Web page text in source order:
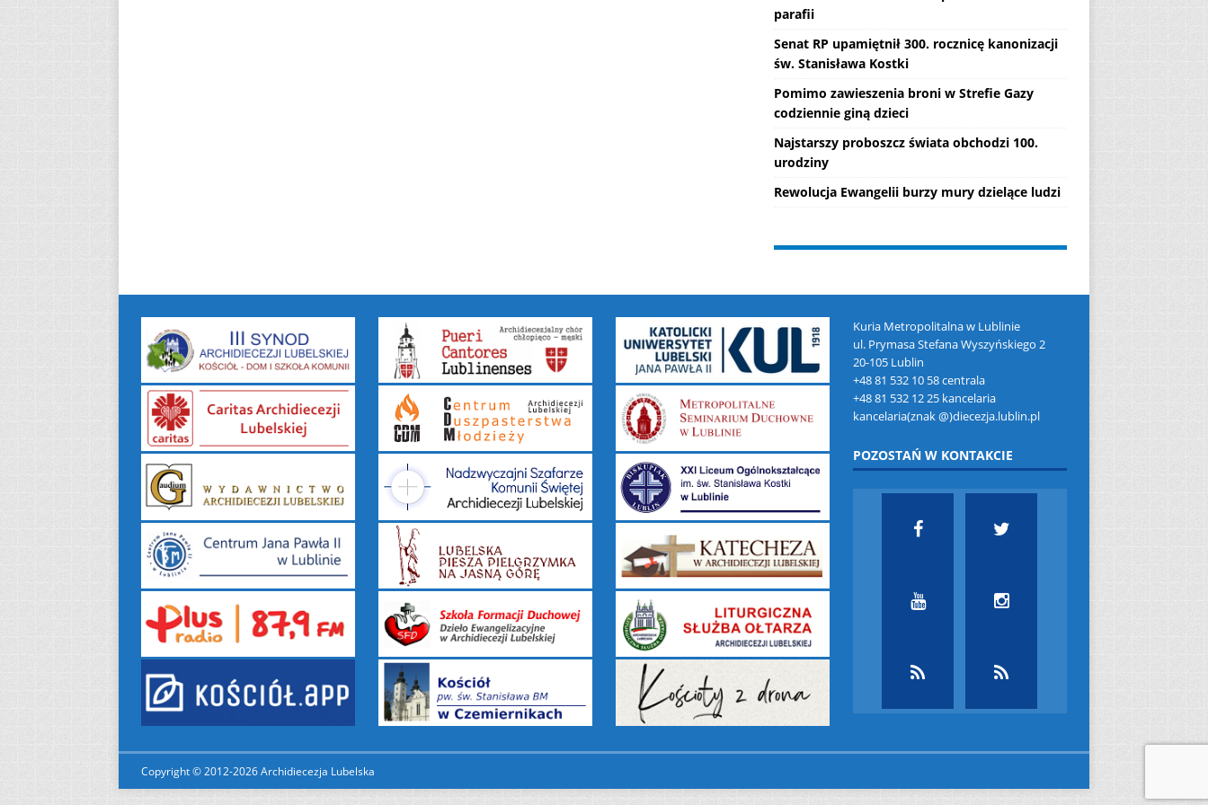
parafii
Senat RP upamiętnił 300. rocznicę kanonizacji
św. Stanisława Kostki
Pomimo zawieszenia broni w Strefie Gazy
codziennie giną dzieci
Najstarszy proboszcz świata obchodzi 100.
urodziny
Rewolucja Ewangelii burzy mury dzielące ludzi
Kuria Metropolitalna w Lublinie
ul. Prymasa Stefana Wyszyńskiego 2
20-105 Lublin
+48 81 532 10 58 centrala
+48 81 532 12 25 kancelaria
kancelaria(znak @)diecezja.lublin.pl
POZOSTAŃ W KONTAKCIE
Copyright © 2012-2026 Archidiecezja Lubelska